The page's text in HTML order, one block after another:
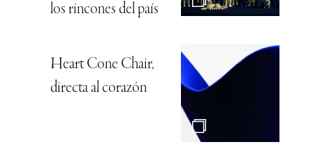
los rincones del país
Heart Cone Chair,
directa al corazón